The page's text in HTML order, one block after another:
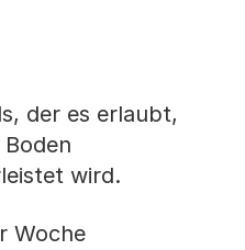
der es erlaubt,
wird.
Woche